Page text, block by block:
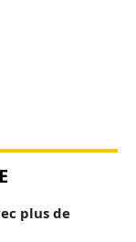
plus de